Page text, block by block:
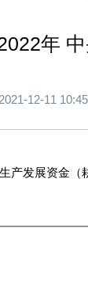
年
12-11
产发展资金